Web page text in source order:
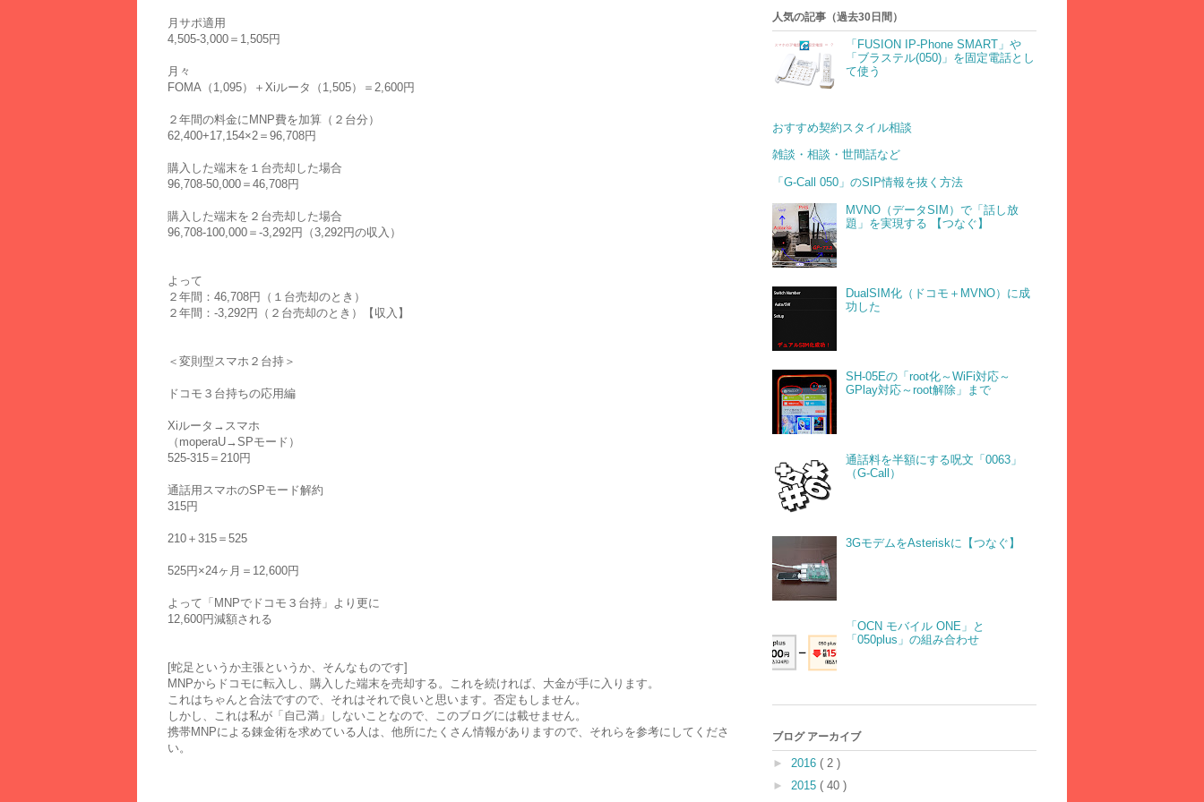
月サポ適用
4,505-3,000＝1,505円
月々
FOMA（1,095）＋Xiルータ（1,505）＝2,600円
２年間の料金にMNP費を加算（２台分）
62,400+17,154×2＝96,708円
購入した端末を１台売却した場合
96,708-50,000＝46,708円
購入した端末を２台売却した場合
96,708-100,000＝-3,292円（3,292円の収入）
よって
２年間：46,708円（１台売却のとき）
２年間：-3,292円（２台売却のとき）【収入】
＜変則型スマホ２台持＞
ドコモ３台持ちの応用編
Xiルータ→スマホ
（moperaU→SPモード）
525-315＝210円
通話用スマホのSPモード解約
315円
210＋315＝525
525円×24ヶ月＝12,600円
よって「MNPでドコモ３台持」より更に
12,600円減額される
[蛇足というか主張というか、そんなものです]
MNPからドコモに転入し、購入した端末を売却する。これを続ければ、大金が手に入ります。
これはちゃんと合法ですので、それはそれで良いと思います。否定もしません。
しかし、これは私が「自己満」しないことなので、このブログには載せません。
携帯MNPによる錬金術を求めている人は、他所にたくさん情報がありますので、それらを参考にしてくださ
い。
人気の記事（過去30日間）
「FUSION IP-Phone SMART」や
「ブラステル(050)」を固定電話とし
て使う
おすすめ契約スタイル相談
雑談・相談・世間話など
「G-Call 050」のSIP情報を抜く方法
MVNO（データSIM）で「話し放
題」を実現する 【つなぐ】
DualSIM化（ドコモ＋MVNO）に成
功した
SH-05Eの「root化～WiFi対応～
GPlay対応～root解除」まで
通話料を半額にする呪文「0063」
（G-Call）
3GモデムをAsteriskに【つなぐ】
「OCN モバイル ONE」と
「050plus」の組み合わせ
ブログ アーカイブ
► 2016 ( 2 )
► 2015 ( 40 )